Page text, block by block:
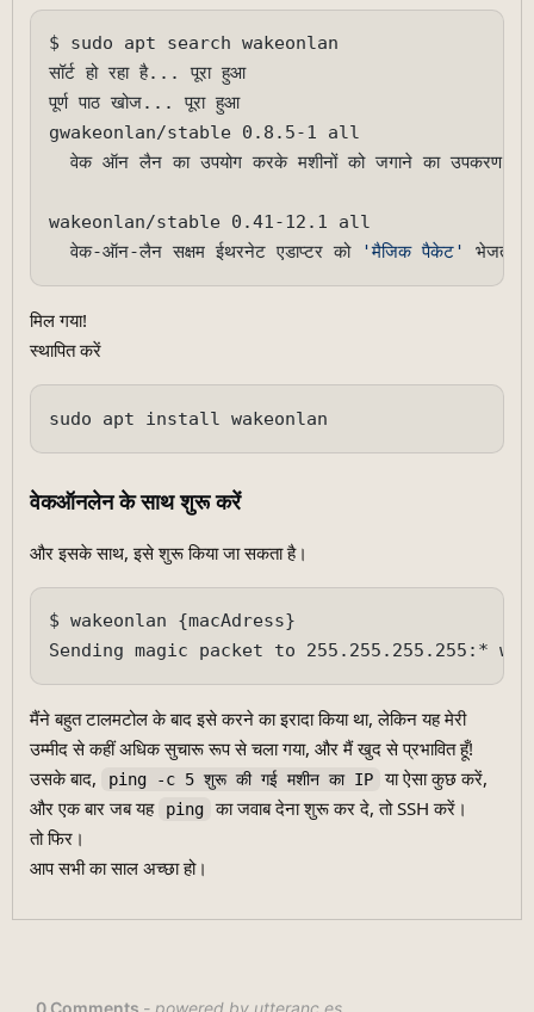
$ sudo apt search wakeonlan
सॉर्ट हो रहा है... पूरा हुआ
पूर्ण पाठ खोज... पूरा हुआ
gwakeonlan/stable 0.8.5-1 all
  वेक ऑन लैन का उपयोग करके मशीनों को जगाने का उपकरण
wakeonlan/stable 0.41-12.1 all
  वेक-ऑन-लैन सक्षम ईथरनेट एडाप्टर को
'मैजिक पैकेट'
मिल गया!
स्थापित करें
वेकऑनलेन के साथ शुरू करें
और इसके साथ, इसे शुरू किया जा सकता है।
$ wakeonlan {macAdress}
मैंने बहुत टालमटोल के बाद इसे करने का इरादा किया था, लेकिन यह मेरी
उम्मीद से कहीं अधिक सुचारू रूप से चला गया, और मैं खुद से प्रभावित हूँ!
उसके बाद,
ping -c 5 शुरू की गई मशीन का IP या ऐसा कुछ करें,
और एक बार जब यह
ping का जवाब देना शुरू कर दे, तो SSH करें।
तो फिर।
आप सभी का साल अच्छा हो।